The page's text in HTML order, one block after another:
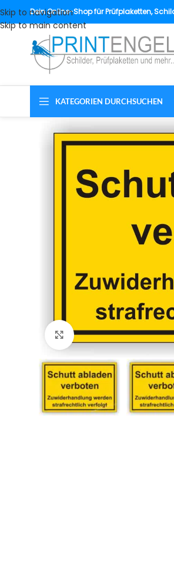
Skip to navigation
Skip to main content
DeinOnline-Shop für Prüfplaketten,
KATEGORIEN DURCHSUCHEN
Klicken zum Vergrößern